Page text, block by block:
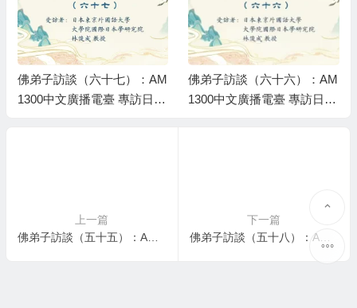
佛弟子訪談（六十七）：AM
1300中文廣播電臺 專訪日本
佛弟子訪談（六十六）：AM
1300中文廣播電臺 專訪日本
上一篇
佛弟子訪談（五十五）：AM1300中文廣播電臺 專訪世界佛教總部副主席 、國際佛教僧尼總會名譽主席 證達教尊
下一篇
佛弟子訪談（五十八）：AM1300中文廣播電臺 專訪世界佛教總部副主席 、國際佛教僧尼總會名譽主席 證達教尊